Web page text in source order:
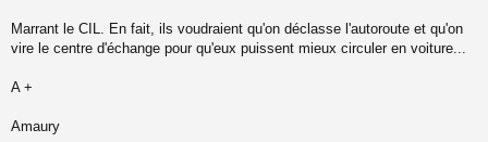
s
g
n
n
Marrant le CIL. En fait, ils voudraient qu'on déclasse l'autoroute et qu'on
vire le centre d'échange pour qu'eux puissent mieux circuler en voiture...
A +
Amaury